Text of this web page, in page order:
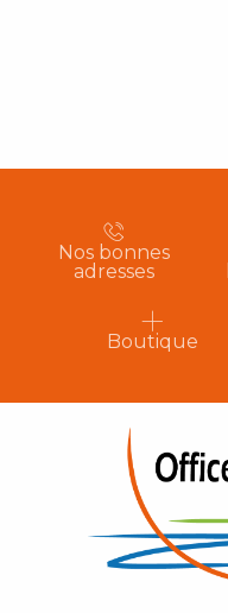
Nos bonnes
adresses
Boutique